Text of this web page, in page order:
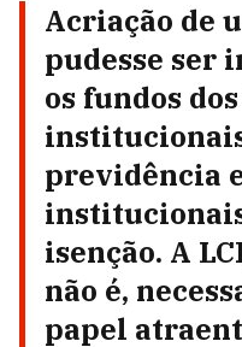
Acriação de
pudesse ser
os fundos
previdência
isenção. A
não é,
papel